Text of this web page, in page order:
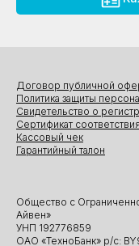
Общество с
Айвен»
УНП 192776859
ОАО «ТехноБанк» р/с:
Договор публичной
Политика защиты
Свидетельство о
Сертификат
Кассовый чек
Гарантийный талон